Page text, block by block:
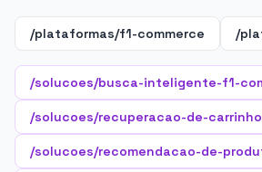
/plataformas/f1-commerce /
/solucoes/busca-inteligente-f1-
/solucoes/recuperacao-de-
/solucoes/recomendacao-de-